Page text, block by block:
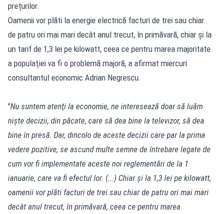
prețurilor.
Oamenii vor plăti la energie electrică facturi de trei sau chiar
de patru ori mai mari decât anul trecut, în primăvară, chiar şi la
un tarif de 1,3 lei pe kilowatt, ceea ce pentru marea majoritate
a populaţiei va fi o problemă majoră, a afirmat miercuri
consultantul economic Adrian Negrescu.
"Nu suntem atenţi la economie, ne interesează doar să luăm
nişte decizii, din păcate, care să dea bine la televizor, să dea
bine în presă. Dar, dincolo de aceste decizii care par la prima
vedere pozitive, se ascund multe semne de întrebare legate de
cum vor fi implementate aceste noi reglementări de la 1
ianuarie, care va fi efectul lor. (...) Chiar şi la 1,3 lei pe kilowatt,
oamenii vor plăti facturi de trei sau chiar de patru ori mai mari
decât anul trecut, în primăvară, ceea ce pentru marea